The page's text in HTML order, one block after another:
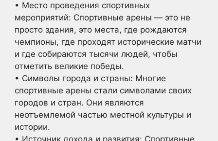
• Место проведения спортивных
мероприятий: Спортивные арены — это не
просто здания, это места, где рождаются
чемпионы, где проходят исторические матчи
и где собираются тысячи людей, чтобы
отметить великие победы.
• Символы города и страны: Многие
спортивные арены стали символами своих
городов и стран. Они являются
неотъемлемой частью местной культуры и
истории.
• Источник дохода и развития: Спортивные